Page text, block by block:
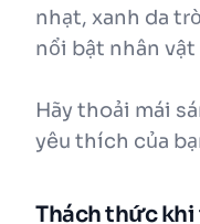
nhạt, xanh da
nổi bật nhân
Hãy thoải mái
yêu thích của
Thách thức